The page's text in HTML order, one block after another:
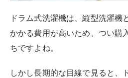
この「落ちる」動作によって衣
なり、汚れをしっかりと落とし